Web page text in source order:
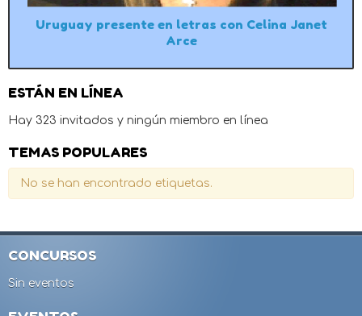
Uruguay presente en letras con Celina Janet
Arce
ESTÁN EN LÍNEA
Hay 323 invitados y ningún miembro en línea
TEMAS POPULARES
No se han encontrado etiquetas.
CONCURSOS
Sin eventos